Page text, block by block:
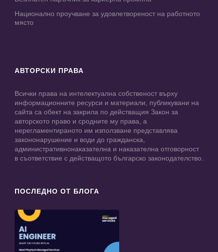
Национално проучване за удовлетвореност на работното
място
АВТОРСКИ ПРАВА
Всички права на интелектуална собственост върху
информационните ресурси и материали, публикувани на
сайта са обект на закрила по действащия Закон за
авторското право и сродните му права, а
нерегламентираното им използване представлява
закононарушение и води до гражданска,
административнонаказателна и наказателна отговорност
в съответствие с действащото българско законодателство.
ПОСЛЕДНО ОТ БЛОГА